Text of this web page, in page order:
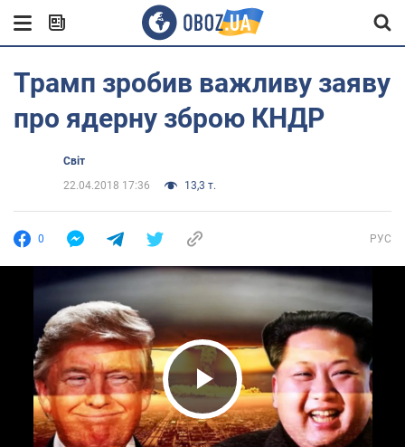
Трамп зробив важливу заяву
про ядерну зброю КНДР
Світ
22.04.2018 17:36
13,3 т.
0 РУС
Play Video